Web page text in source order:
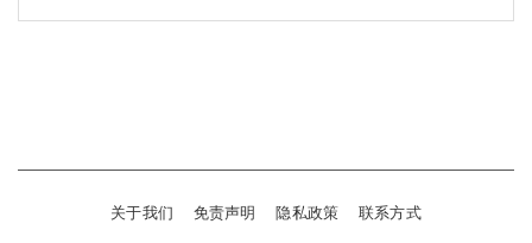
关于我们 免责声明 隐私政策 联系方式